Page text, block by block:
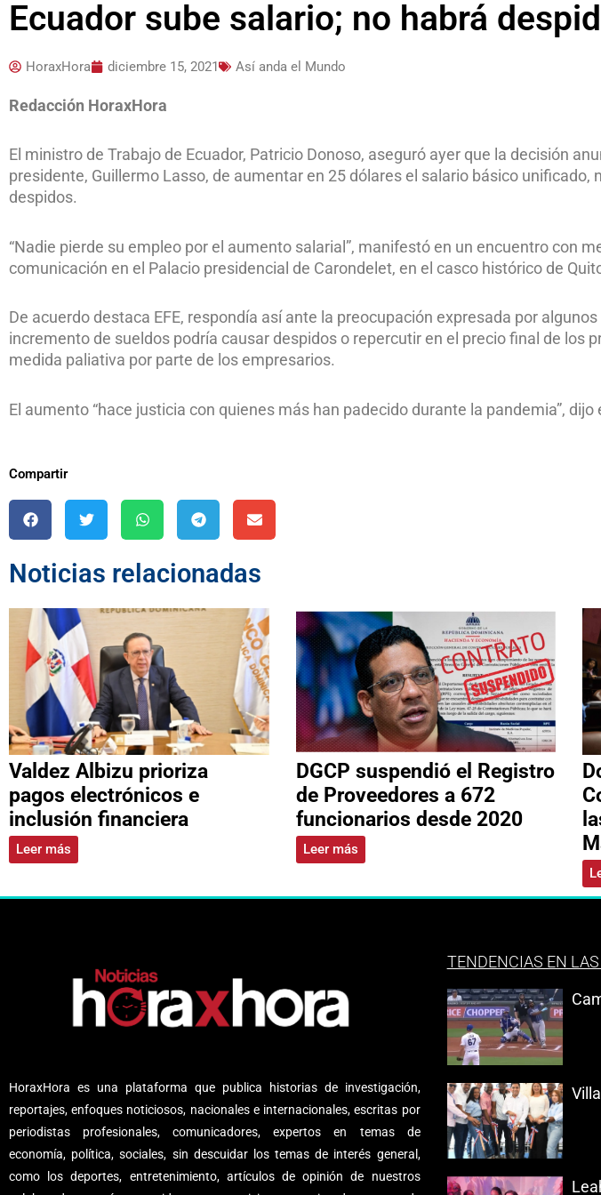
Ecuador sube salario; no habrá
HoraxHora diciembre 15, 2021 Así anda el Mundo
Redacción HoraxHora
El ministro de Trabajo de Ecuador, Patricio Donoso, aseguró ayer que la decisión
presidente, Guillermo Lasso, de aumentar en 25 dólares el salario básico unificado,
despidos.
“Nadie pierde su empleo por el aumento salarial”, manifestó en un encuentro con
comunicación en el Palacio presidencial de Carondelet, en el casco histórico de
De acuerdo destaca EFE, respondía así ante la preocupación expresada por algunos
incremento de sueldos podría causar despidos o repercutir en el precio final de los
medida paliativa por parte de los empresarios.
El aumento “hace justicia con quienes más han padecido durante la pandemia”, dijo
Compartir
Noticias relacionadas
Valdez Albizu prioriza
pagos electrónicos e
inclusión financiera
Leer más
DGCP suspendió el Registro
de Proveedores a 672
funcionarios desde 2020
Leer más
HoraxHora es una plataforma que publica historias de investigación,
reportajes, enfoques noticiosos, nacionales e internacionales, escritas por
periodistas profesionales, comunicadores, expertos en temas de
economía, política, sociales, sin descuidar los temas de interés general,
como los deportes, entretenimiento, artículos de opinión de nuestros
TENDENCIAS EN LAS